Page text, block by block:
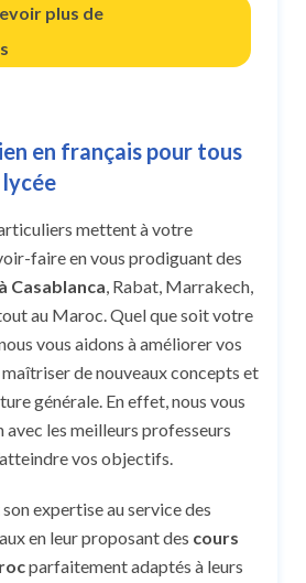
plus de
en français pour tous
mettent à votre
faire en vous prodiguant des
Casablanca, Rabat, Marrakech,
au Maroc. Quel que soit votre
vous aidons à améliorer vos
de nouveaux concepts et
générale. En effet, nous vous
les meilleurs professeurs
vos objectifs.
expertise au service des
en leur proposant des cours
parfaitement adaptés à leurs